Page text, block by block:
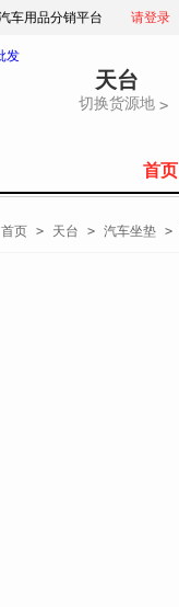
车用品分销平台 请登录
天台
切换货源地 >
首页
首页 > 天台 > 汽车坐垫 >